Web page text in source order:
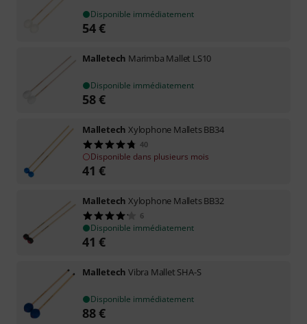
Disponible immédiatement
54€
Malletech Marimba Mallet LS10
Disponible immédiatement
58€
Malletech Xylophone Mallets BB34
40
Disponible dans plusieurs mois
41 €
Malletech Xylophone Mallets BB32
6
Disponible immédiatement
41 €
Malletech Vibra Mallet SHA-S
Disponible immédiatement
88€